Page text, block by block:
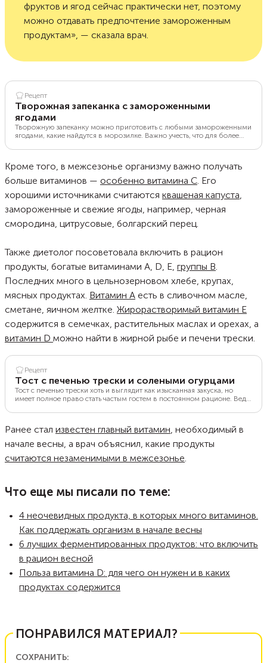
фруктов и ягод сейчас практически нет, поэтому
можно отдавать предпочтение замороженным
продуктам», — сказала врач.
Рецепт
Творожная запеканка с замороженными
ягодами
Творожную запеканку можно приготовить с любыми замороженными
ягодами, какие найдутся в морозилке. Важно учесть, что для более
побольше сахара. Попробуйте приготовить запеканку с
привлекательным и полезным. Его можно подавать к завтраку,
полднику или к чаепитию, а также брать с собой на пикник. Кроме
того, готовое блюдо порадует изысканным вкусом и невысокой
калорийностью.
Кроме того, в межсезонье организму важно получать
больше витаминов — особенно витамина С. Его
хорошими источниками считаются квашеная капуста,
замороженные и свежие ягоды, например, черная
смородина, цитрусовые, болгарский перец.
Также диетолог посоветовала включить в рацион
продукты, богатые витаминами А, D, E, группы В.
Последних много в цельнозерновом хлебе, крупах,
мясных продуктах. Витамин А есть в сливочном масле,
сметане, яичном желтке. Жирорастворимый витамин Е
содержится в семечках, растительных маслах и орехах, а
витамин D можно найти в жирной рыбе и печени трески.
Рецепт
Тост с печенью трески и солеными огурцами
Тост с печенью трески хоть и выглядит как изысканная закуска, но
имеет полное право стать частым гостем в постоянном рационе. Ведь
Именно из печени трески делают всем известный рыбий жир. Частое
избежать артрита, ревматизма и заболеваний сердечно-сосудистой
системы.
Ранее стал известен главный витамин, необходимый в
начале весны, а врач объяснил, какие продукты
считаются незаменимыми в межсезонье.
Что еще мы писали по теме:
4 неочевидных продукта, в которых много витаминов.
Как поддержать организм в начале весны
6 лучших ферментированных продуктов: что включить
в рацион весной
Польза витамина D: для чего он нужен и в каких
продуктах содержится
ПОНРАВИЛСЯ МАТЕРИАЛ?
СОХРАНИТЬ: